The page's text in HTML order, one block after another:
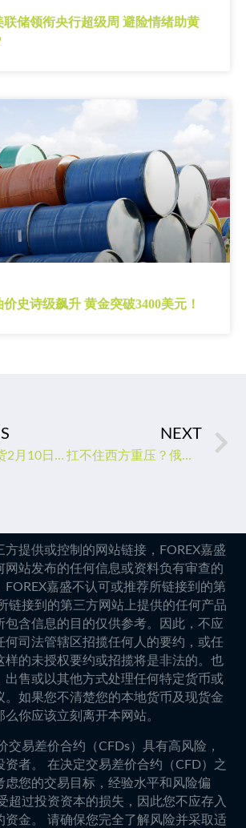
联储领衔央行超级周 避险情绪助黄
史诗级飙升 黄金突破3400美元！
中信建投期货2月10日早间交易策略
NEXT
扛不住西方重压？俄政府料今年石油产量下滑 油价应声上涨2%
方提供或控制的网站链接，FOREX嘉盛
网站发布的任何信息或资料负有审查的
FOREX嘉盛不认可或推荐所链接到的第
链接到的第三方网站上提供的任何产品
包含信息的目的仅供参考。因此，不应
何司法管辖区招揽任何人的要约，或任
样的未授权要约或招揽将是非法的。也
出售或以其他方式处理任何特定货币或
。如果您不清楚您的本地货币及现货金
你应该立刻离开本网站。
交易差价合约（CFDs）具有高风险，
资者。 在决定交易差价合约（CFD）之
虑您的交易目标，经验水平和风险偏
超过投资资本的损失，因此您不应存入
资金。 请确保您完全了解风险并采取适